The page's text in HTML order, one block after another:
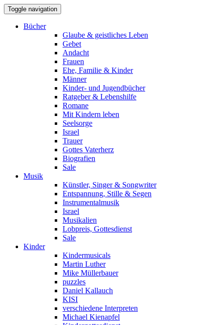
Toggle navigation
Bücher
Glaube & geistliches Leben
Gebet
Andacht
Frauen
Ehe, Familie & Kinder
Männer
Kinder- und Jugendbücher
Ratgeber & Lebenshilfe
Romane
Mit Kindern leben
Seelsorge
Israel
Trauer
Gottes Vaterherz
Biografien
Sale
Musik
Künstler, Singer & Songwriter
Entspannung, Stille & Segen
Instrumentalmusik
Israel
Musikalien
Lobpreis, Gottesdienst
Sale
Kinder
Kindermusicals
Martin Luther
Mike Müllerbauer
puzzles
Daniel Kallauch
KISI
verschiedene Interpreten
Michael Kienapfel